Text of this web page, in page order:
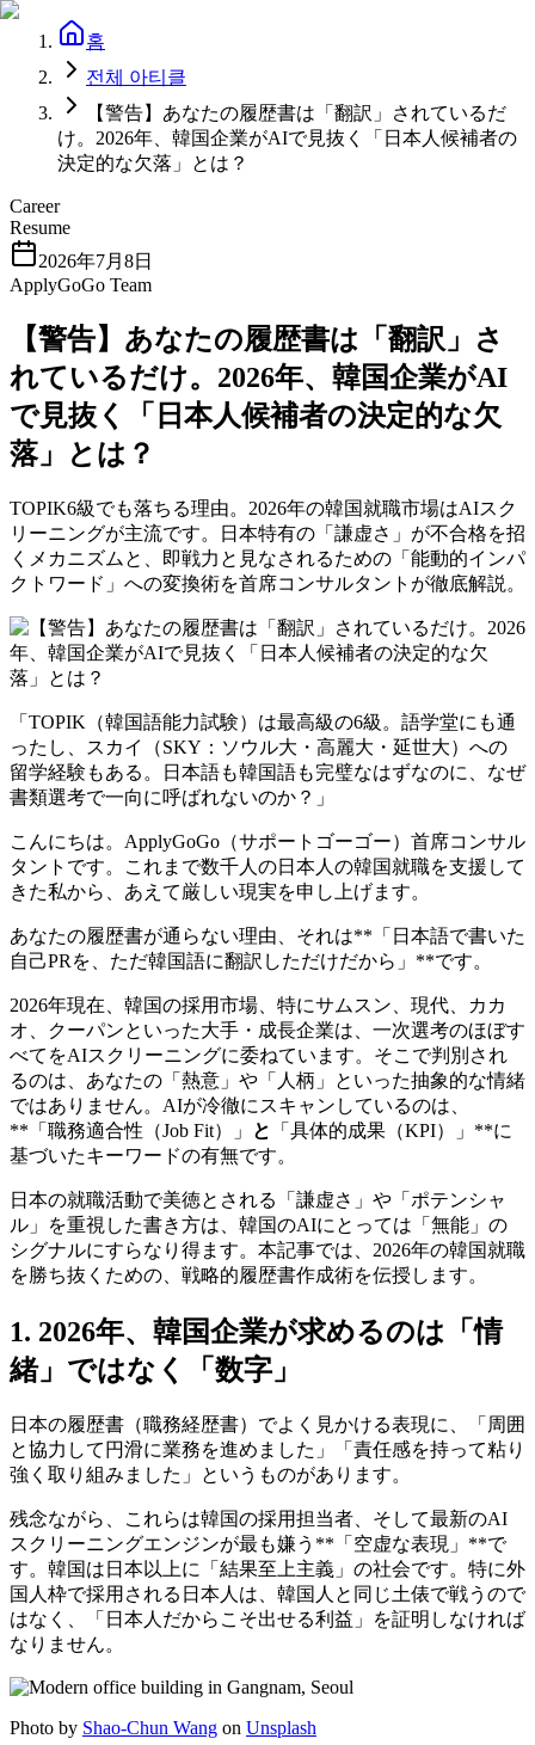
홈
전체 아티클
【警告】あなたの履歴書は「翻訳」されているだ
け。2026年、韓国企業がAIで見抜く「日本人候補者の
決定的な欠落」とは？
Career
Resume
2026年7月8日
ApplyGoGo Team
【警告】あなたの履歴書は「翻訳」さ
れているだけ。2026年、韓国企業がAI
で見抜く「日本人候補者の決定的な欠
落」とは？
TOPIK6級でも落ちる理由。2026年の韓国就職市場はAIスク
リーニングが主流です。日本特有の「謙虚さ」が不合格を招
くメカニズムと、即戦力と見なされるための「能動的インパ
クトワード」への変換術を首席コンサルタントが徹底解説。
「TOPIK（韓国語能力試験）は最高級の6級。語学堂にも通
ったし、スカイ（SKY：ソウル大・高麗大・延世大）への
留学経験もある。日本語も韓国語も完璧なはずなのに、なぜ
書類選考で一向に呼ばれないのか？」
こんにちは。ApplyGoGo（サポートゴーゴー）首席コンサル
タントです。これまで数千人の日本人の韓国就職を支援して
きた私から、あえて厳しい現実を申し上げます。
あなたの履歴書が通らない理由、それは**「日本語で書いた
自己PRを、ただ韓国語に翻訳しただけだから」**です。
2026年現在、韓国の採用市場、特にサムスン、現代、カカ
オ、クーパンといった大手・成長企業は、一次選考のほぼす
べてをAIスクリーニングに委ねています。そこで判別され
るのは、あなたの「熱意」や「人柄」といった抽象的な情緒
ではありません。AIが冷徹にスキャンしているのは、
**「職務適合性（Job Fit）」
と
「具体的成果（KPI）」**に
基づいたキーワードの有無です。
日本の就職活動で美徳とされる「謙虚さ」や「ポテンシャ
ル」を重視した書き方は、韓国のAIにとっては「無能」の
シグナルにすらなり得ます。本記事では、2026年の韓国就職
を勝ち抜くための、戦略的履歴書作成術を伝授します。
1. 2026年、韓国企業が求めるのは「情
緒」ではなく「数字」
日本の履歴書（職務経歴書）でよく見かける表現に、「周囲
と協力して円滑に業務を進めました」「責任感を持って粘り
強く取り組みました」というものがあります。
残念ながら、これらは韓国の採用担当者、そして最新のAI
スクリーニングエンジンが最も嫌う**「空虚な表現」**で
す。韓国は日本以上に「結果至上主義」の社会です。特に外
国人枠で採用される日本人は、韓国人と同じ土俵で戦うので
はなく、「日本人だからこそ出せる利益」を証明しなければ
なりません。
Photo by Shao-Chun Wang on Unsplash